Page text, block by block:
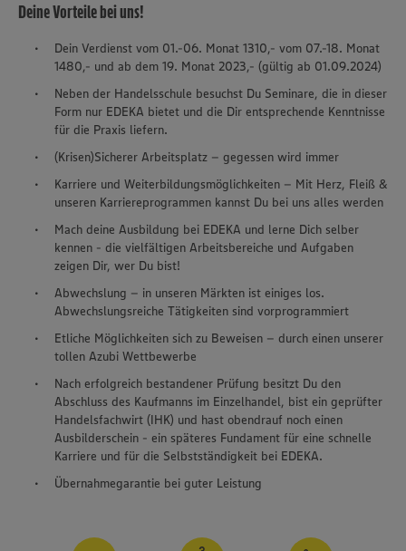
Deine Vorteile bei uns!
Dein Verdienst vom 01.-06. Monat 1310,- vom 07.-18. Monat
1480,- und ab dem 19. Monat 2023,- (gültig ab 01.09.2024)
Neben der Handelsschule besuchst Du Seminare, die in dieser
Form nur EDEKA bietet und die Dir entsprechende Kenntnisse
für die Praxis liefern.
(Krisen)Sicherer Arbeitsplatz – gegessen wird immer
Karriere und Weiterbildungsmöglichkeiten – Mit Herz, Fleiß &
unseren Karriereprogrammen kannst Du bei uns alles werden
Mach deine Ausbildung bei EDEKA und lerne Dich selber
kennen - die vielfältigen Arbeitsbereiche und Aufgaben
zeigen Dir, wer Du bist!
Abwechslung – in unseren Märkten ist einiges los.
Abwechslungsreiche Tätigkeiten sind vorprogrammiert
Etliche Möglichkeiten sich zu Beweisen – durch einen unserer
tollen Azubi Wettbewerbe
Nach erfolgreich bestandener Prüfung besitzt Du den
Abschluss des Kaufmanns im Einzelhandel, bist ein geprüfter
Handelsfachwirt (IHK) und hast obendrauf noch einen
Ausbilderschein - ein späteres Fundament für eine schnelle
Karriere und für die Selbstständigkeit bei EDEKA.
Übernahmegarantie bei guter Leistung